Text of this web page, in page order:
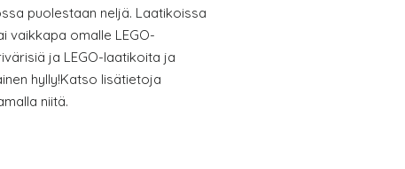
puolestaan neljä. Laatikoissa
vaikkapa omalle LEGO-
ja LEGO-laatikoita ja
hylly!Katso lisätietoja
niitä.